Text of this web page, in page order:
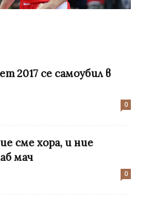
2017 се самоубил в
0
сме хора, и ние
мач
0